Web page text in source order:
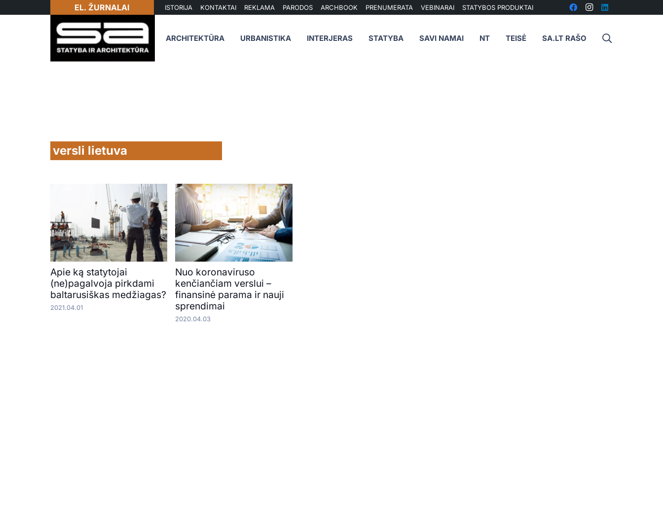
EL. ŽURNALAI ISTORIJA KONTAKTAI REKLAMA PARODOS ARCHBOOK PRENUMERATA VEBINARAI STATYBOS PRODUKTAI
ARCHITEKTŪRA URBANISTIKA INTERJERAS STATYBA SAVI NAMAI NT TEISĖ SA.LT RAŠO
versli lietuva
Apie ką statytojai
(ne)pagalvoja pirkdami
baltarusiškas medžiagas?
2021.04.01
Nuo koronaviruso
kenčiančiam verslui –
finansinė parama ir nauji
sprendimai
2020.04.03